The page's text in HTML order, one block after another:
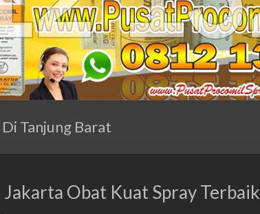
Tanjung Barat
Obat Kuat Spray Terbaik